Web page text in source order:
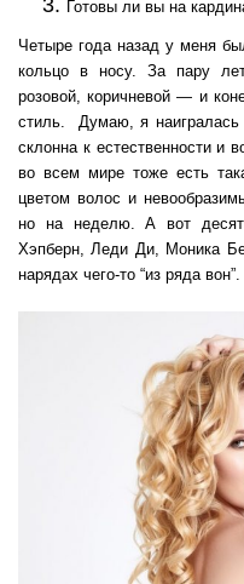
Готовы ли вы на
Четыре года назад у меня
кольцо в носу. За пару
розовой, коричневой — и
стиль. Думаю, я наигралась
склонна к естественности и
во всем мире тоже есть
цветом волос и
но на неделю. А вот
Хэпберн, Леди Ди, Моника
нарядах чего-то “из ряда вон”.